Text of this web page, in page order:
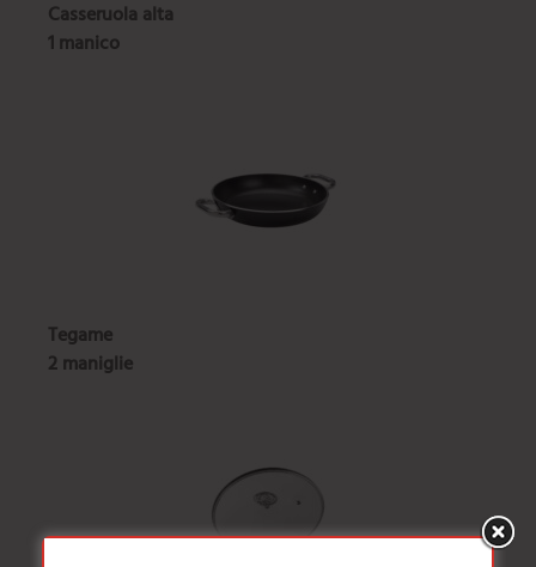
Casseruola alta
1 manico
Tegame
2 maniglie